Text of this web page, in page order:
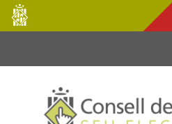
Salta al contingut principal
Consell
de
Mallorca